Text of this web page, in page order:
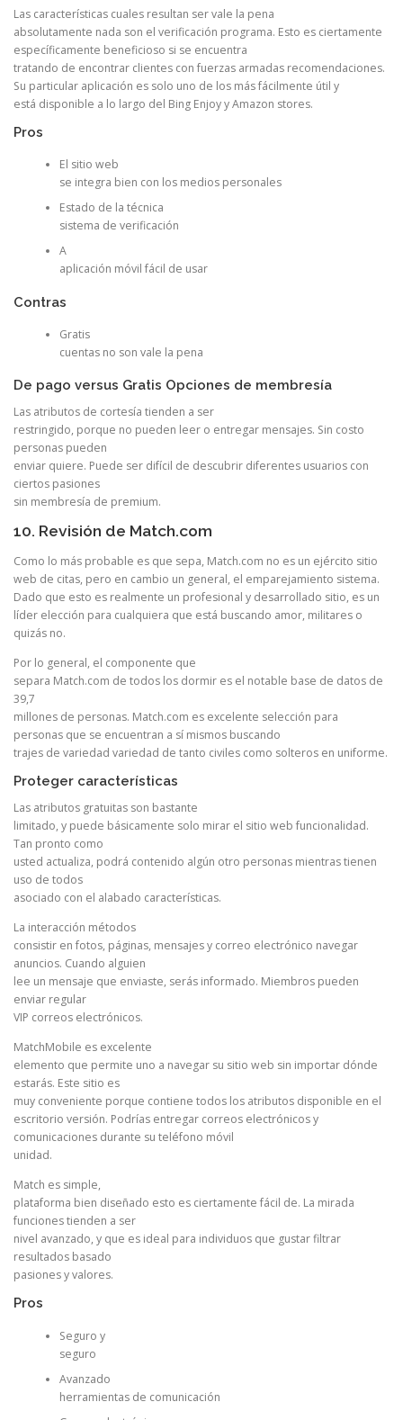
Las características cuales resultan ser vale la pena
absolutamente nada son el verificación programa. Esto es ciertamente
específicamente beneficioso si se encuentra
tratando de encontrar clientes con fuerzas armadas recomendaciones.
Su particular aplicación es solo uno de los más fácilmente útil y
está disponible a lo largo del Bing Enjoy y Amazon stores.
Pros
El sitio web
se integra bien con los medios personales
Estado de la técnica
sistema de verificación
A
aplicación móvil fácil de usar
Contras
Gratis
cuentas no son vale la pena
De pago versus Gratis Opciones de membresía
Las atributos de cortesía tienden a ser
restringido, porque no pueden leer o entregar mensajes. Sin costo
personas pueden
enviar quiere. Puede ser difícil de descubrir diferentes usuarios con
ciertos pasiones
sin membresía de premium.
10. Revisión de Match.com
Como lo más probable es que sepa, Match.com no es un ejército sitio
web de citas, pero en cambio un general, el emparejamiento sistema.
Dado que esto es realmente un profesional y desarrollado sitio, es un
líder elección para cualquiera que está buscando amor, militares o
quizás no.
Por lo general, el componente que
separa Match.com de todos los dormir es el notable base de datos de
39,7
millones de personas. Match.com es excelente selección para
personas que se encuentran a sí mismos buscando
trajes de variedad variedad de tanto civiles como solteros en uniforme.
Proteger características
Las atributos gratuitas son bastante
limitado, y puede básicamente solo mirar el sitio web funcionalidad.
Tan pronto como
usted actualiza, podrá contenido algún otro personas mientras tienen
uso de todos
asociado con el alabado características.
La interacción métodos
consistir en fotos, páginas, mensajes y correo electrónico navegar
anuncios. Cuando alguien
lee un mensaje que enviaste, serás informado. Miembros pueden
enviar regular
VIP correos electrónicos.
MatchMobile es excelente
elemento que permite uno a navegar su sitio web sin importar dónde
estarás. Este sitio es
muy conveniente porque contiene todos los atributos disponible en el
escritorio versión. Podrías entregar correos electrónicos y
comunicaciones durante su teléfono móvil
unidad.
Match es simple,
plataforma bien diseñado esto es ciertamente fácil de. La mirada
funciones tienden a ser
nivel avanzado, y que es ideal para individuos que gustar filtrar
resultados basado
pasiones y valores.
Pros
Seguro y
seguro
Avanzado
herramientas de comunicación